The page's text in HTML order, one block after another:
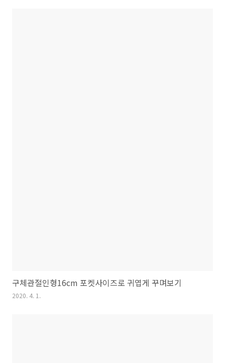
구체관절인형16cm 포켓사이즈로 귀엽게 꾸며보기
2020. 4. 1.